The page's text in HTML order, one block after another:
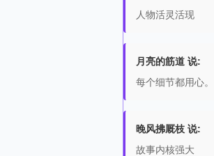
人物活灵活现
月亮的筋道 说:
每个细节都用心。
晚风拂厩枝 说:
故事内核强大